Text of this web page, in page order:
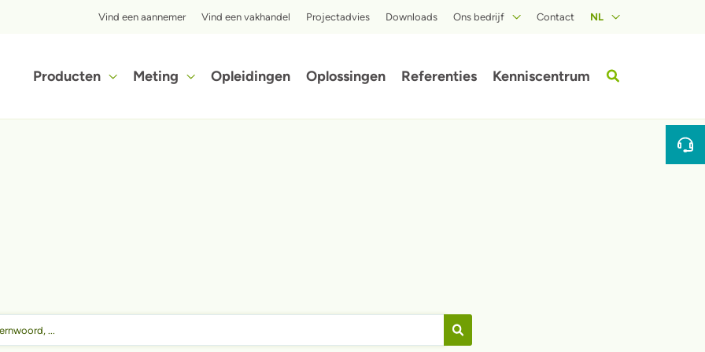
Top menu
Vind een aannemer Vind een vakhandel Projectadvies Downloads Ons bedrijf Contact NL
Hoofdnavigatie
Producten Meting Opleidingen Oplossingen Referenties Kenniscentrum